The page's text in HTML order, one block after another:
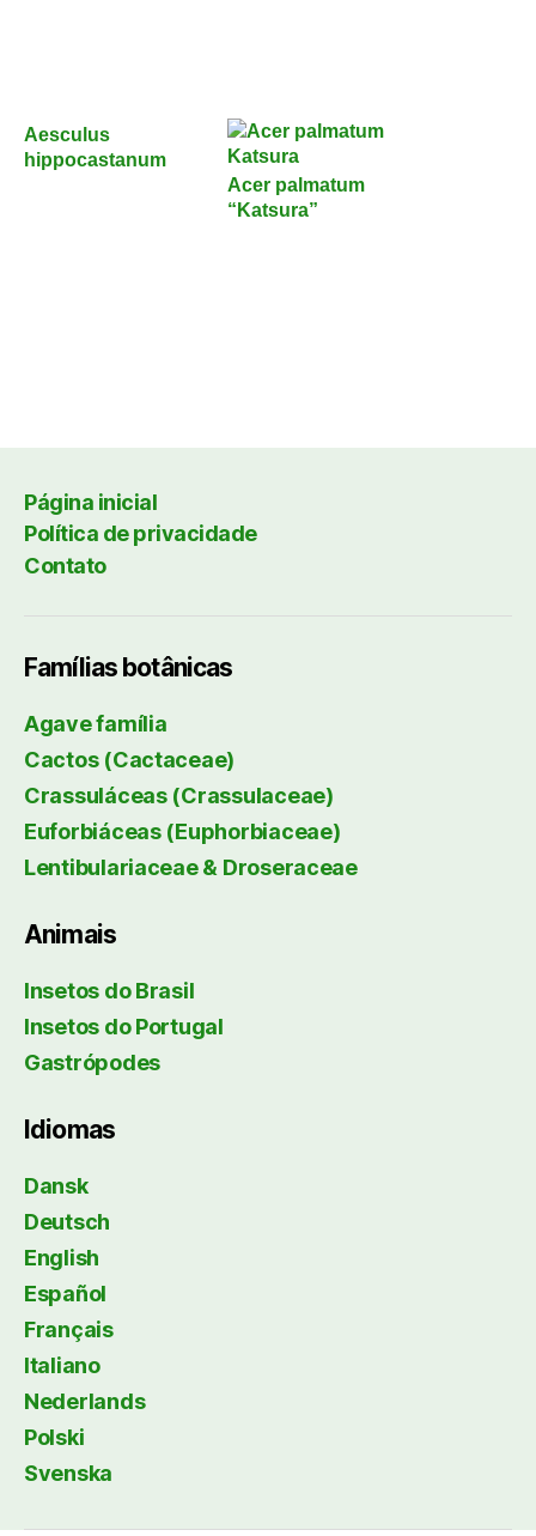
Aesculus
hippocastanum
Acer palmatum
“Katsura”
Página inicial
Política de privacidade
Contato
Famílias botânicas
Agave família
Cactos (Cactaceae)
Crassuláceas (Crassulaceae)
Euforbiáceas (Euphorbiaceae)
Lentibulariaceae & Droseraceae
Animais
Insetos do Brasil
Insetos do Portugal
Gastrópodes
Idiomas
Dansk
Deutsch
English
Español
Français
Italiano
Nederlands
Polski
Svenska